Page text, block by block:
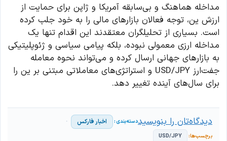
مداخله هماهنگ و بی‌سابقه آمریکا و ژاپن برای حمایت از
ارزش ین، توجه فعالان بازارهای مالی را به خود جلب کرده
است. بسیاری از تحلیلگران معتقدند این اقدام تنها یک
مداخله ارزی معمولی نبوده، بلکه پیامی سیاسی و ژئوپلیتیکی
به بازارهای جهانی ارسال کرده و می‌تواند نحوه معامله
جفت‌ارز USD/JPY و استراتژی‌های معاملاتی مبتنی بر ین را
برای سال‌های آینده تغییر دهد.
اخبار فارکس
USD/JPY
دیدگاه‌تان را بنویسید